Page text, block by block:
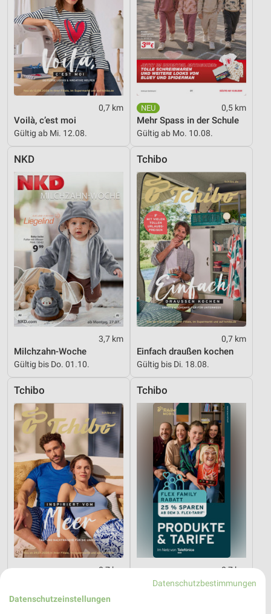
0,7 km
Voilà, c’est moi
Gültig ab Mi. 12.08.
0,5 km
Mehr Spass in der Schule
Gültig ab Mo. 10.08.
NKD
3,7 km
Milchzahn-Woche
Gültig bis Do. 01.10.
Tchibo
0,7 km
Einfach draußen kochen
Gültig bis Di. 18.08.
Tchibo
0,7 km
Gültig bis Di. 25.08.
Tchibo
0,7 km
Tchibo Mobil
Datenschutzbestimmungen
Datenschutzeinstellungen